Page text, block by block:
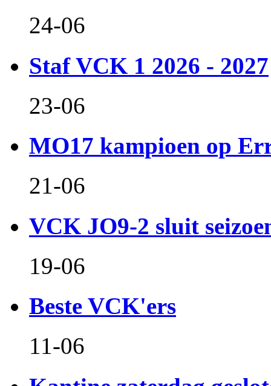
24-06
Staf VCK 1 2026 - 2027
23-06
MO17 kampioen op
21-06
VCK JO9-2 sluit
19-06
Beste VCK'ers
11-06